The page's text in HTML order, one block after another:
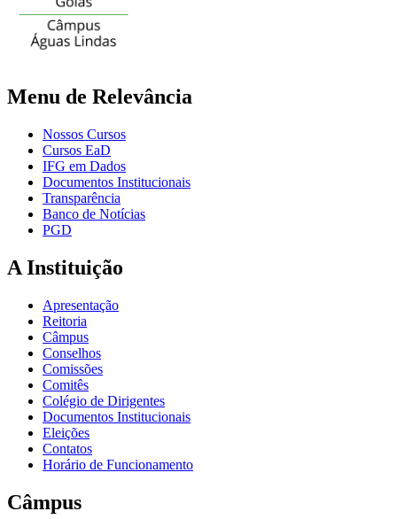
Menu de Relevância
Nossos Cursos
Cursos EaD
IFG em Dados
Documentos Institucionais
Transparência
Banco de Notícias
PGD
A Instituição
Apresentação
Reitoria
Câmpus
Conselhos
Comissões
Comitês
Colégio de Dirigentes
Documentos Institucionais
Eleições
Contatos
Horário de Funcionamento
Câmpus